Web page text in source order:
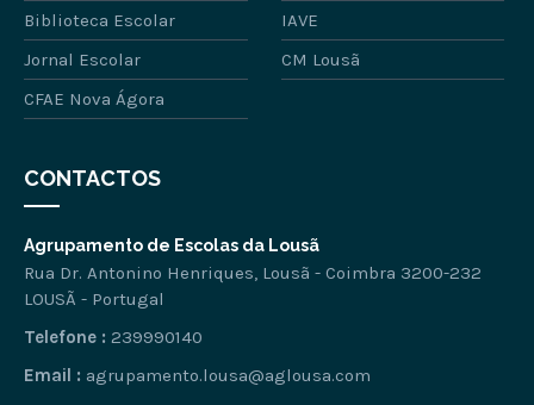
Biblioteca Escolar
IAVE
Jornal Escolar
CM Lousã
CFAE Nova Ágora
CONTACTOS
Agrupamento de Escolas da Lousã
Rua Dr. Antonino Henriques, Lousã - Coimbra 3200-232
LOUSÃ - Portugal
Telefone : 239990140
Email : agrupamento.lousa@aglousa.com